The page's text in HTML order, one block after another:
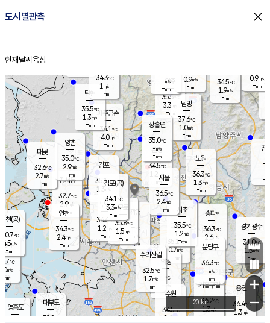
도시별관측 close
홈
현재날씨 육상
의도
℃
m/s
mm
영흥도
양주
35.5℃
3.3
-mm
과천
35.1℃
0.7m/s
- mm
용인
36.4℃
1.3m/s
경기광주
31.0℃
1.5m/s
-mm
대부도
30.2
경서동
32.7℃
2.9m/s
-mm
파주금촌
34.1℃
4.0m/s
-mm
34.5℃
1.9m/s
-mm
대곶
32.6℃
2.7m/s
-mm
창
-
-m/
-
탄현
35.5℃
1.3m/s
-mm
0.9m/s
-mm
의왕
- ℃
m/s
mm
김포
35.1℃
1.3 m/s
mm
광명
- ℃
-m/s
-mm
부천
34.6℃
1.2m/s
-mm
양촌
35.0℃
2.9m/s
-mm
구로
35.8℃
1.5m/s
-mm
은평
34.5℃
1.2 m/s
- mm
노원
36.3℃
1.3m/s
-mm
송파*
36.3℃
2.6m/s
-mm
서초
35.5℃
1.2m/s
-mm
남방
37.6℃
1.0m/s
-mm
기흥구갈
36.2℃
1.3m/s
-
수리산길
32.5℃
1.7m/s
-mm
분당구
36.3℃
-m/s
-mm
장흥면
35.0℃
-m/s
-mm
-m/s
-mm
인천(공)
30.7℃
4.5m/s
-mm
김포(공)
34.1℃
3.3m/s
-mm
수원
34.5℃
2.4 m/s
인천
34.3℃
2.4m/s
-mm
서울
36.5℃
2.4m/s
-mm
34.3℃
1 m/s
-mm
0.9m/s
-mm
+
−
20 km